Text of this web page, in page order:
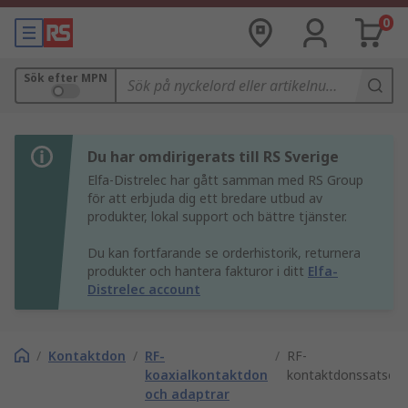
0
Sök efter MPN
Du har omdirigerats till RS Sverige
Elfa-Distrelec har gått samman med RS Group
för att erbjuda dig ett bredare utbud av
produkter, lokal support och bättre tjänster.
Du kan fortfarande se orderhistorik, returnera
produkter och hantera fakturor i ditt Elfa-
Distrelec account
/ Kontaktdon / RF-
koaxialkontaktdon
och adaptrar
/ RF-
kontaktdonssatser